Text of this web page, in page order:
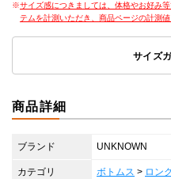
サイズ感につきましては、体格やお好み
テムを計測いただき、商品ページの計測
サイズ
商品詳細
ブランド UNKNOWN
カテゴリ ボトムス > ロン